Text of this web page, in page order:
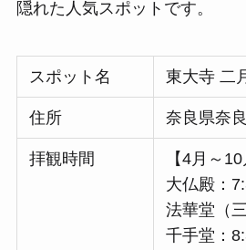
隠れた人気スポットです。
スポット名 東大寺 二
住所 奈良県奈
拝観時間
【4月～10
大仏殿：
法華堂（
千手堂：